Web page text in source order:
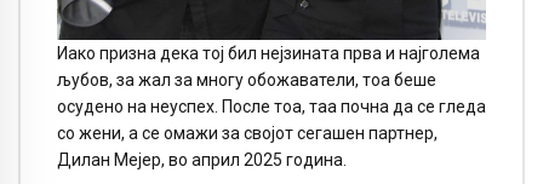
Иако призна дека тој бил нејзината прва и најголема
љубов, за жал за многу обожаватели, тоа беше
осудено на неуспех. После тоа, таа почна да се гледа
со жени, а се омажи за својот сегашен партнер,
Дилан Мејер, во април 2025 година.